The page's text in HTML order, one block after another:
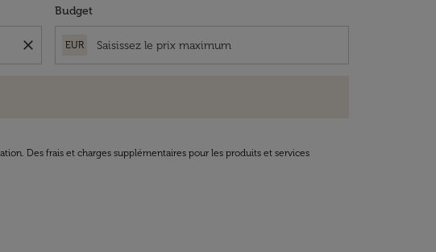
close
Budget
EUR
Des frais et charges supplémentaires pour les produits et services